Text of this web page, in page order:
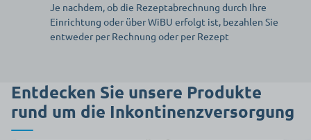
Je nachdem, ob die Rezeptabrechnung durch Ihre
Einrichtung oder über WiBU erfolgt ist, bezahlen Sie
entweder per Rechnung oder per Rezept
Entdecken Sie unsere Produkte
rund um die Inkontinenzversorgung